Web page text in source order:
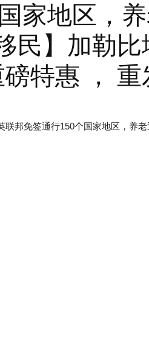
家地区，
民】加勒
特惠 ， 重